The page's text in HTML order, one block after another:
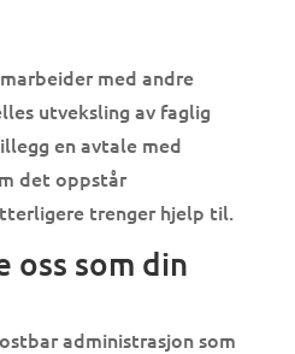
med andre
utveksling av faglig
en avtale med
det oppstår
trenger hjelp til.
oss som din
administrasjon som